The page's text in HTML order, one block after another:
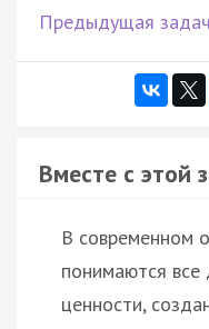
Предыдущая
Вместе с этой
В современном
понимаются все
ценности,